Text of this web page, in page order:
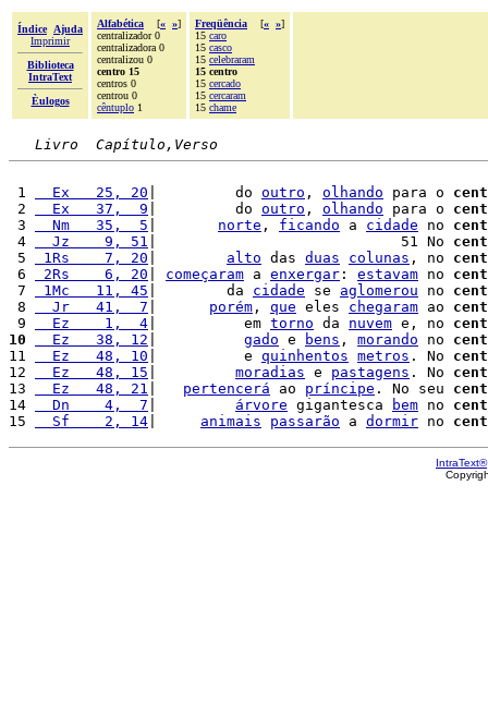
Índice
Ajuda
Imprimir
Biblioteca
IntraText
Èulogos
Alfabética [« »]
centralizador 0
centralizadora 0
centralizou 0
centro 15
centros 0
centrou 0
cêntuplo 1
Freqüência [« »]
15 caro
15 casco
15 celebraram
15 centro
15 cercado
15 cercaram
15 chame
Livro  Capítulo,Verso
1
  Ex   25, 20
|         do outro , olhando para o
2
  Ex   37,  9
|         do outro , olhando para o
3
  Nm   35,  5
norte , ficando a cidade no
4
  Jz    9, 51
|                            51 No
5
1Rs    7, 20 alto das duas colunas , no
6
2Rs    6, 20 começaram a enxergar : estavam no
7
1Mc   11, 45 |        da cidade se aglomerou no
8
  Jr   41,  7
porém , que eles chegaram ao
9
  Ez    1,  4
|          em torno da nuvem e, no
10
  Ez   38, 12
gado e bens , morando no
11
  Ez   48, 10
|          e quinhentos metros . No
12
  Ez   48, 15
moradias e pastagens . No
13
  Ez   48, 21
pertencerá ao príncipe . No seu
14
  Dn    4,  7
árvore gigantesca bem no
15
  Sf    2, 14
animais passarão a dormir no
IntraText®